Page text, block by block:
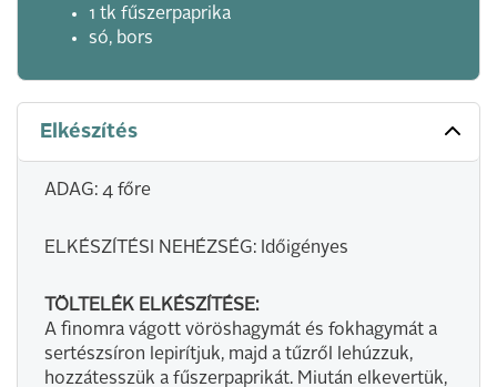
1 tk fűszerpaprika
só, bors
Elkészítés
ADAG: 4 főre
ELKÉSZÍTÉSI NEHÉZSÉG: Időigényes
TÖLTELÉK ELKÉSZÍTÉSE:
A finomra vágott vöröshagymát és fokhagymát a
sertészsíron lepirítjuk, majd a tűzről lehúzzuk,
hozzátesszük a fűszerpaprikát. Miután elkevertük,